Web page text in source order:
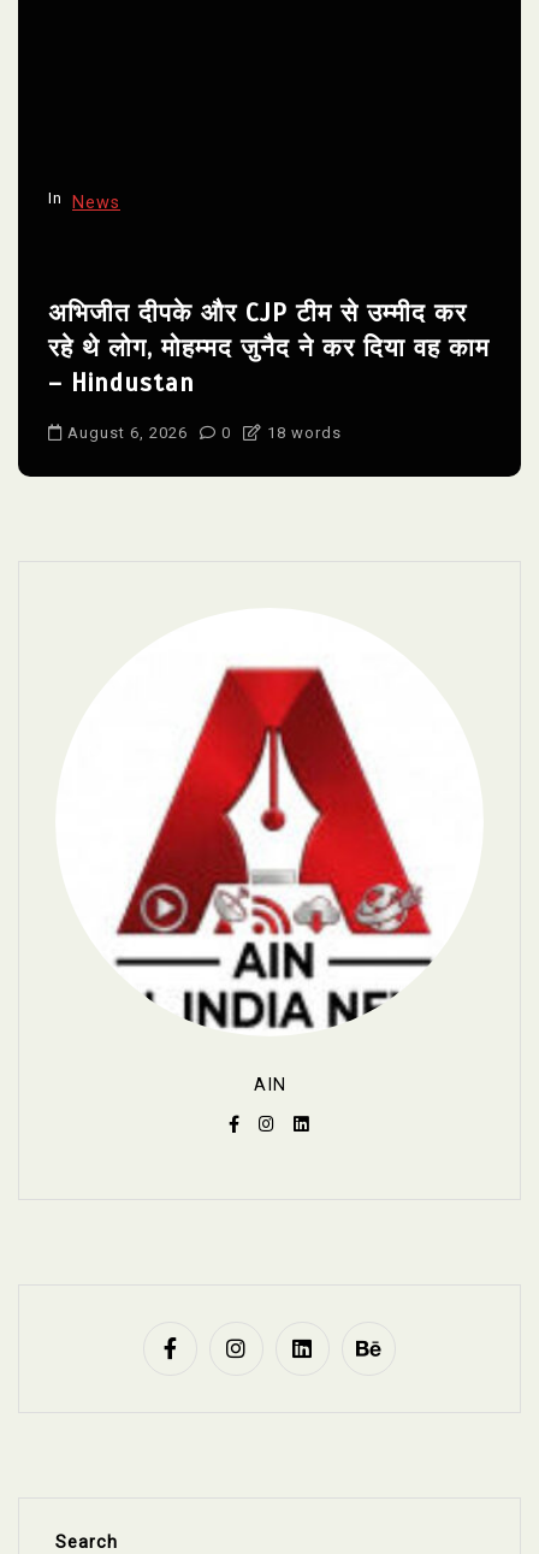
In News
अभिजीत दीपके और CJP टीम से उम्मीद कर
रहे थे लोग, मोहम्मद जुनैद ने कर दिया वह काम
– Hindustan
August 6, 2026 0 18 words
AIN
Search